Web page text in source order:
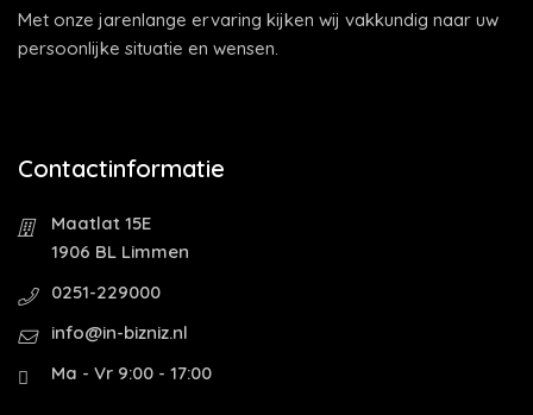
Met onze jarenlange ervaring kijken wij vakkundig naar uw
persoonlijke situatie en wensen.
Contactinformatie
Maatlat 15E
1906 BL Limmen
0251-229000
info@in-bizniz.nl
Ma - Vr 9:00 - 17:00